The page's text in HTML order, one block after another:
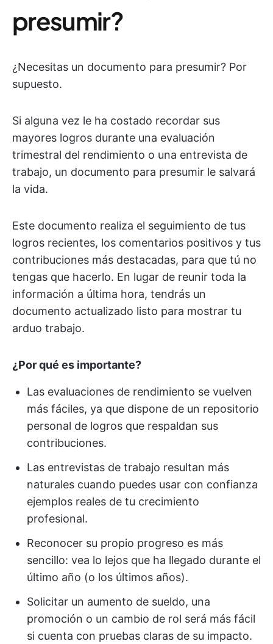
presumir?
¿Necesitas un documento para presumir? Por
supuesto.
Si alguna vez le ha costado recordar sus
mayores logros durante una evaluación
trimestral del rendimiento o una entrevista de
trabajo, un documento para presumir le salvará
la vida.
Este documento realiza el seguimiento de tus
logros recientes, los comentarios positivos y tus
contribuciones más destacadas, para que tú no
tengas que hacerlo. En lugar de reunir toda la
información a última hora, tendrás un
documento actualizado listo para mostrar tu
arduo trabajo.
¿Por qué es importante?
Las evaluaciones de rendimiento se vuelven
más fáciles, ya que dispone de un repositorio
personal de logros que respaldan sus
contribuciones.
Las entrevistas de trabajo resultan más
naturales cuando puedes usar con confianza
ejemplos reales de tu crecimiento
profesional.
Reconocer su propio progreso es más
sencillo: vea lo lejos que ha llegado durante el
último año (o los últimos años).
Solicitar un aumento de sueldo, una
promoción o un cambio de rol será más fácil
si cuenta con pruebas claras de su impacto.